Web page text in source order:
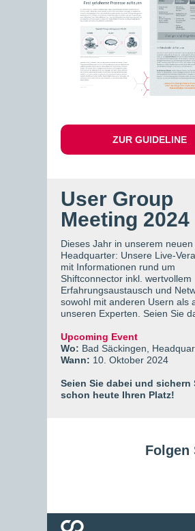
ZUR GUIDELINE
User Group
Meeting 2024
Dieses Jahr in unserem neuen
Headquarter: Unsere Live-
mit Informationen rund um
Shiftconnector inkl. wertvollem
Erfahrungsaustausch und
sowohl mit anderen Usern als
unseren Experten. Seien Sie
Upcoming Event
Wo: Bad Säckingen,
Wann: 10. Oktober 2024
Seien Sie dabei und sichern
schon heute Ihren Platz!
Folgen